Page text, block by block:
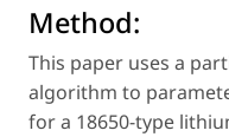
Method:
This paper uses a
algorithm to
for a 18650-type